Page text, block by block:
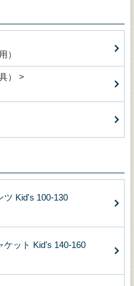
）
） >
ツ Kid's 100-130
ケット Kid's 140-160